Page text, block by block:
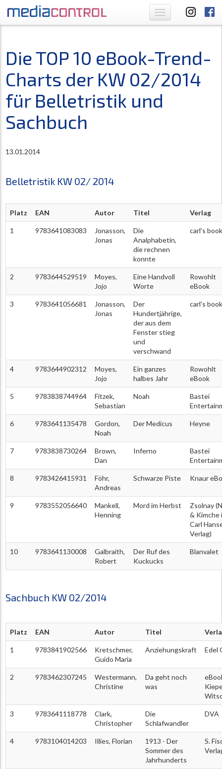
Toggle
navigation
Die TOP 10 eBook-Trend-
Charts der KW 02/2014
für Belletristik und
Sachbuch
13.01.2014
Belletristik KW 02/ 2014
Platz EAN Autor Titel Verlag
1 9783641083083
Jonasson,
Jonas
Die
Analphabetin,
die rechnen
konnte
carl's
2 9783644529519
Moyes,
Jojo
Eine Handvoll
Worte
Rowohlt
eBook
3 9783641056681
Jonasson,
Jonas
Der
Hundertjährige,
der aus dem
Fenster stieg
und
verschwand
carl's
4 9783644902312
Moyes,
Jojo
Ein ganzes
halbes Jahr
Rowohlt
eBook
5 9783838744964
Fitzek,
Sebastian
Noah
Bastei
6 9783641135478
Gordon,
Noah
Der Medicus Heyne
7 9783838730264
Brown,
Dan
Inferno
Bastei
8 9783426415931
Föhr,
Andreas
Schwarze Piste Knaur
9 9783552056640
Mankell,
Henning
Mord im Herbst
Zsolnay
& Kimche
Carl
Verlag)
10 9783641130008
Galbraith,
Robert
Der Ruf des
Kuckucks
Blanvalet
Sachbuch KW 02/2014
Platz EAN Autor Titel
1 9783841902566
Kretschmer,
Guido Maria
Anziehungskraft Edel
2 9783462307245
Westermann,
Christine
Da geht noch
was
3 9783641118778
Clark,
Christopher
Die
Schlafwandler
DVA
4 9783104014203 Illies, Florian
1913 - Der
Sommer des
Jahrhunderts
S.